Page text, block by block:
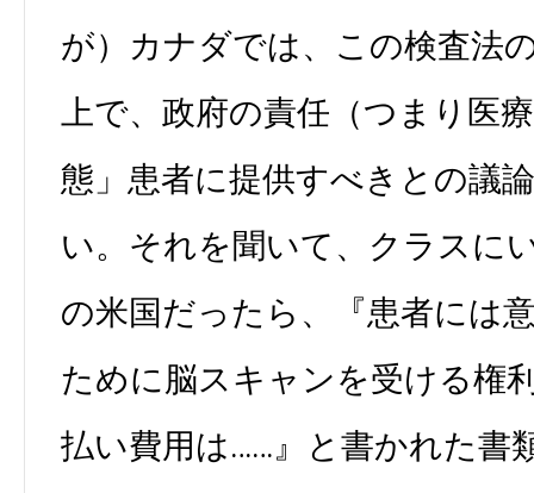
が）カナダでは、この検査法
上で、政府の責任（つまり医
態」患者に提供すべきとの議
い。それを聞いて、クラスに
の米国だったら、『患者には
ために脳スキャンを受ける権
払い費用は……』と書かれた書